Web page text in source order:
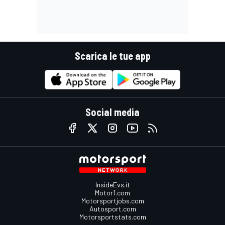
Scarica le tue app
Social media
InsideEvs.it
Motor1.com
Motorsportjobs.com
Autosport.com
Motorsportstats.com